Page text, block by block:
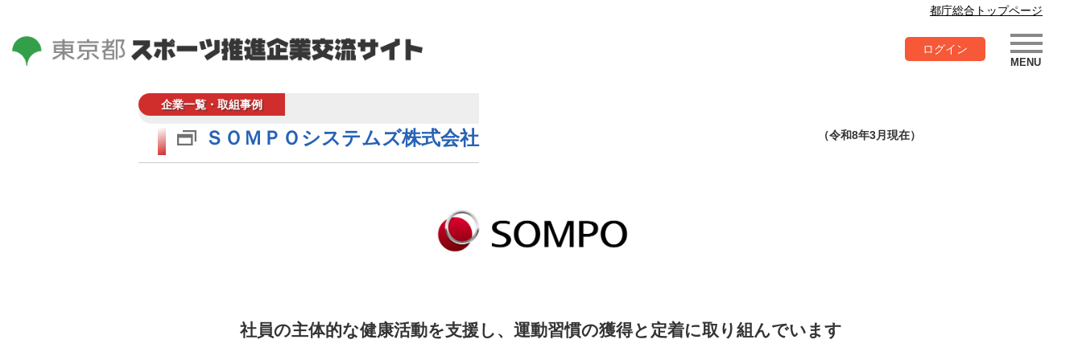
都庁総合トップページ
ログイン
企業一覧・取組事例
ＳＯＭＰＯシステムズ株式会社 （令和8年3月現在）
社員の主体的な健康活動を支援し、運動習慣の獲得と定着に取り組んでいます